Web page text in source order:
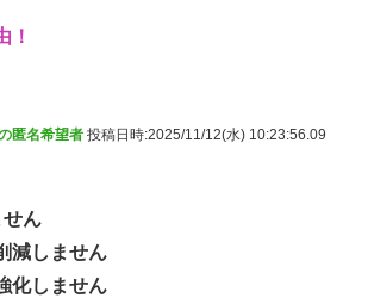
！
匿名希望者 投稿日時:2025/11/12(水) 10:23:56.09
ん
減しません
化しません